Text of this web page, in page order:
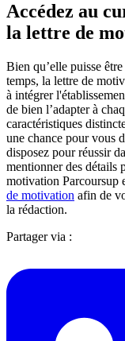
Accédez au
la lettre de
Bien qu’elle puisse
temps, la lettre de
à intégrer
de bien l’adapter à
caractéristiques
une chance pour vous
disposez pour réussir
mentionner des détails
motivation Parcoursup
de motivation afin de
la rédaction.
Partager via :